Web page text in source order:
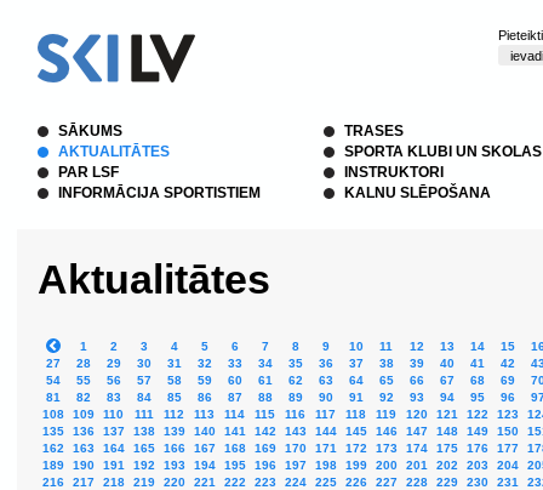
SĀKUMS
AKTUALITĀTES
PAR LSF
INFORMĀCIJA SPORTISTIEM
TRASES
SPORTA KLUBI UN SKOLAS
INSTRUKTORI
KALNU SLĒPOŠANA
Aktualitātes
1 2 3 4 5 6 7 8 9 10 11 12 13 14 15
27
28 29 30 31 32 33 34 35 36 37 38 39 40 41 42
54
55 56 57 58 59 60 61 62 63 64 65 66 67 68 69
81
82 83 84 85 86 87 88 89 90 91 92 93 94 95 96
108
109 110 111 112 113 114 115 116 117 118 119 120 121 122 123
135
136 137 138 139 140 141 142 143 144 145 146 147 148 149 150
162
163 164 165 166 167 168 169 170 171 172 173 174 175 176 177
189
190 191 192 193 194 195 196 197 198 199 200 201 202 203 204
216
217 218 219 220 221 222 223 224 225 226 227 228 229 230 231